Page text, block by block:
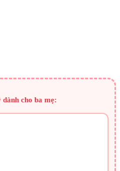
cho ba mẹ: